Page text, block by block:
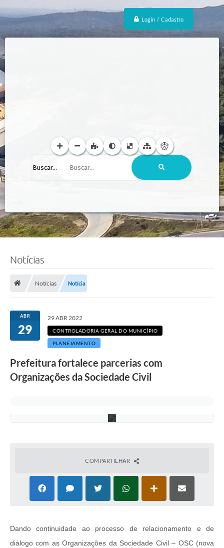
Login / Cadastro
Buscar...
Notícias
Notícias Notícia
ABR
29
29 ABR 2022
CONTROLADORIA GERAL DO MUNICÍPIO
PLANEJAMENTO
Prefeitura fortalece parcerias com
Organizações da Sociedade Civil
e
a
s
COMPARTILHAR
Dando continuidade ao processo de relacionamento e de
diálogo com as Organizações da Sociedade Civil – OSC (nova